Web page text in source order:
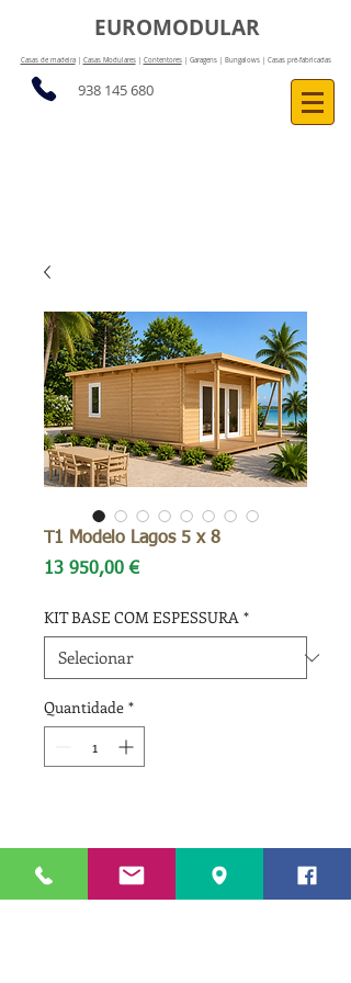
EUROMODULAR
Casas de madeira| Casas Modulares| Contentores| Garagens | Bungalows | Casas pré-fabricadas
938 145 680
T1 Modelo Lagos 5 x 8
13 950,00 €Preço
KIT BASE COM ESPESSURA *
Quantidade *
Para mais informações, plantas,